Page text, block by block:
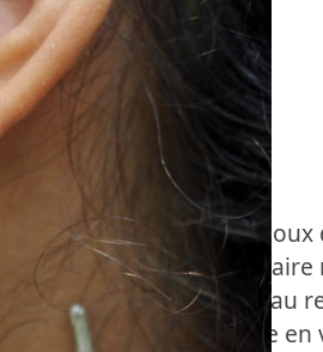
Les
pour
marteau
mettre